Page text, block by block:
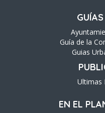
Guía de la
Guias
Ultimas
EN EL